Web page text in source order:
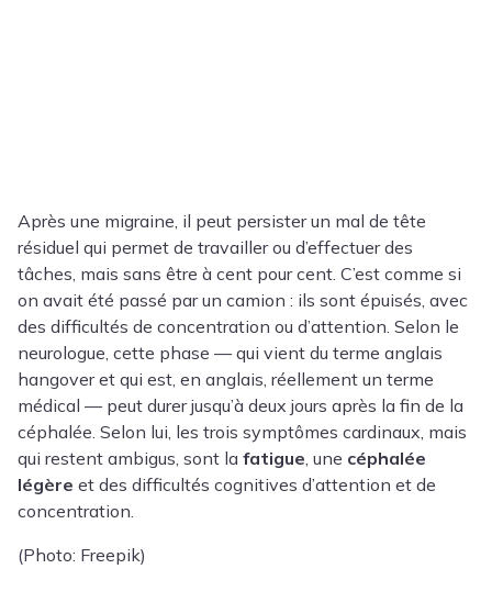
Après une migraine, il peut persister un mal de tête
résiduel qui permet de travailler ou d’effectuer des
tâches, mais sans être à cent pour cent. C’est comme si
on avait été passé par un camion : ils sont épuisés, avec
des difficultés de concentration ou d’attention. Selon le
neurologue, cette phase — qui vient du terme anglais
hangover et qui est, en anglais, réellement un terme
médical — peut durer jusqu’à deux jours après la fin de la
céphalée. Selon lui, les trois symptômes cardinaux, mais
qui restent ambigus, sont la fatigue, une céphalée
légère et des difficultés cognitives d’attention et de
concentration.
(Photo: Freepik)